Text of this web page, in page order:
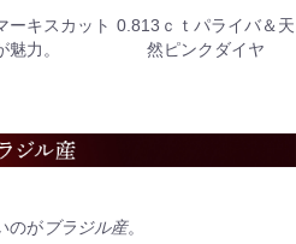
ーキスカット
魅力。
0.813ｃｔパライバ＆天
然ピンクダイヤ
のがブラジル産。